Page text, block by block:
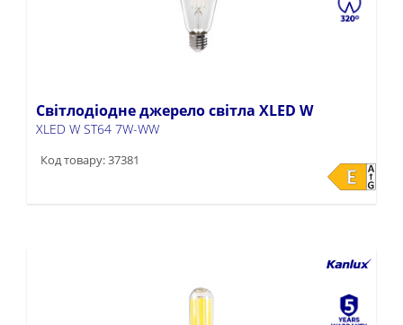
Світлодіодне джерело світла XLED W
XLED W ST64 7W-WW
Код товару: 37381